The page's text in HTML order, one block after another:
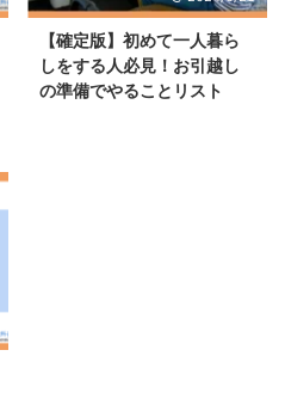
【確定版】初めて一人暮ら
しをする人必見！お引越し
の準備でやることリスト